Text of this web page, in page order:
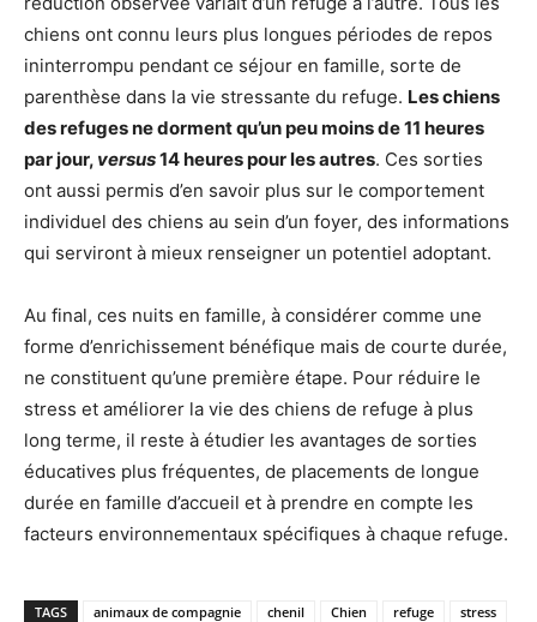
chiens ont connu leurs plus longues périodes de repos
ininterrompu pendant ce séjour en famille, sorte de
parenthèse dans la vie stressante du refuge. Les chiens
des refuges ne dorment qu’un peu moins de 11 heures
par jour, versus14 heures pour les autres. Ces sorties
ont aussi permis d’en savoir plus sur le comportement
individuel des chiens au sein d’un foyer, des informations
qui serviront à mieux renseigner un potentiel adoptant.
Au final, ces nuits en famille, à considérer comme une
forme d’enrichissement bénéfique mais de courte durée,
ne constituent qu’une première étape. Pour réduire le
stress et améliorer la vie des chiens de refuge à plus
long terme, il reste à étudier les avantages de sorties
éducatives plus fréquentes, de placements de longue
durée en famille d’accueil et à prendre en compte les
facteurs environnementaux spécifiques à chaque refuge.
TAGS animaux de compagnie chenil Chien refuge stress